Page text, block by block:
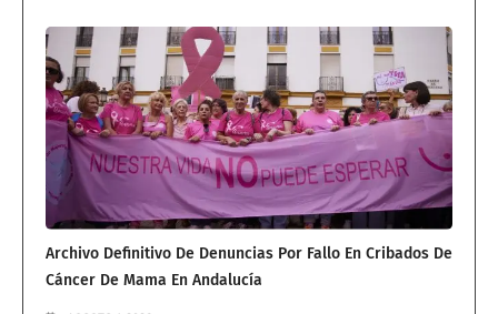
Archivo Definitivo De Denuncias Por Fallo En Cribados De
Cáncer De Mama En Andalucía